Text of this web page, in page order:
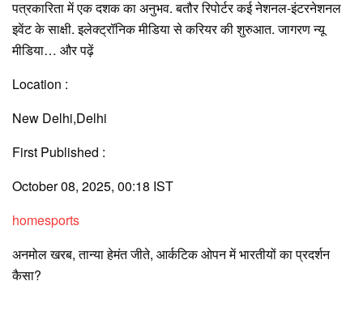
पत्रकारिता में एक दशक का अनुभव. बतौर रिपोर्टर कई नेशनल-इंटरनेशनल
इवेंट के साक्षी. इलेक्ट्रॉनिक मीडिया से करियर की शुरुआत. जागरण न्यू
मीडिया… और पढ़ें
Location :
New Delhi,Delhi
First Published :
October 08, 2025, 00:18 IST
homesports
अनमोल खरब, तान्या हेमंत जीते, आर्कटिक ओपन में भारतीयों का प्रदर्शन
कैसा?